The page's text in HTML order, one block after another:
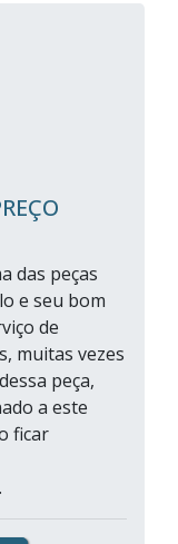
das peças
e seu bom
de
muitas vezes
peça,
a este
ficar